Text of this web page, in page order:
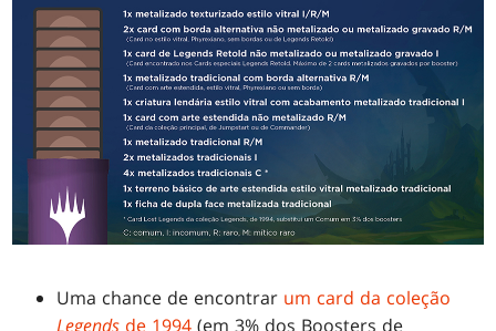
Uma chance de encontrar um card da coleção
Legends de 1994 (em 3% dos Boosters de